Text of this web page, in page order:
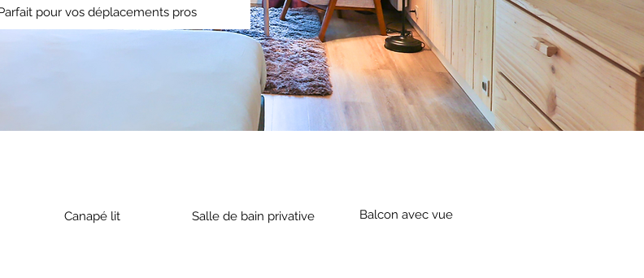
pour vos déplacements pros
Canapé lit Salle de bain privative Balcon avec vue